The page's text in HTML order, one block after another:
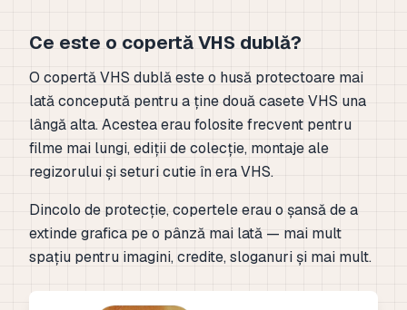
Ce este o copertă VHS dublă?
O copertă VHS dublă este o husă protectoare mai
lată concepută pentru a ține două casete VHS una
lângă alta. Acestea erau folosite frecvent pentru
filme mai lungi, ediții de colecție, montaje ale
regizorului și seturi cutie în era VHS.
Dincolo de protecție, copertele erau o șansă de a
extinde grafica pe o pânză mai lată — mai mult
spațiu pentru imagini, credite, sloganuri și mai mult.